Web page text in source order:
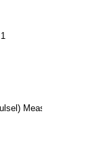
Meas